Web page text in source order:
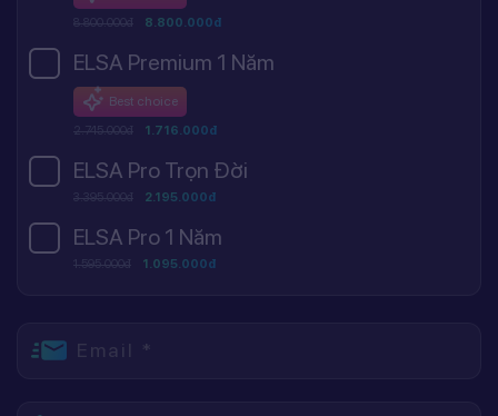
8.800.000đ 8.800.000đ
ELSA Premium 1 Năm
Best choice
2.745.000đ 1.716.000đ
ELSA Pro Trọn Đời
3.395.000đ 2.195.000đ
ELSA Pro 1 Năm
1.595.000đ 1.095.000đ
Email *